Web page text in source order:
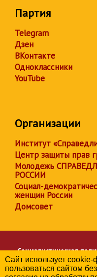
Партия
Telegram
Дзен
ВКонтакте
Одноклассники
YouTube
Организации
Институт
Центр защиты прав
Молодежь
РОССИИ
Социал-
женщин России
Домсовет
Социалистическая
Региональное
Сайт использует
пользоваться сайтом